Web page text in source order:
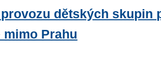
dětských skupin
Prahu